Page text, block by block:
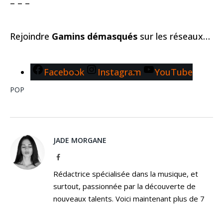
– – –
Rejoindre Gamins démasqués sur les réseaux…
Facebook Instagram YouTube
POP
JADE MORGANE
Facebook
Rédactrice spécialisée dans la musique, et
surtout, passionnée par la découverte de
nouveaux talents. Voici maintenant plus de 7